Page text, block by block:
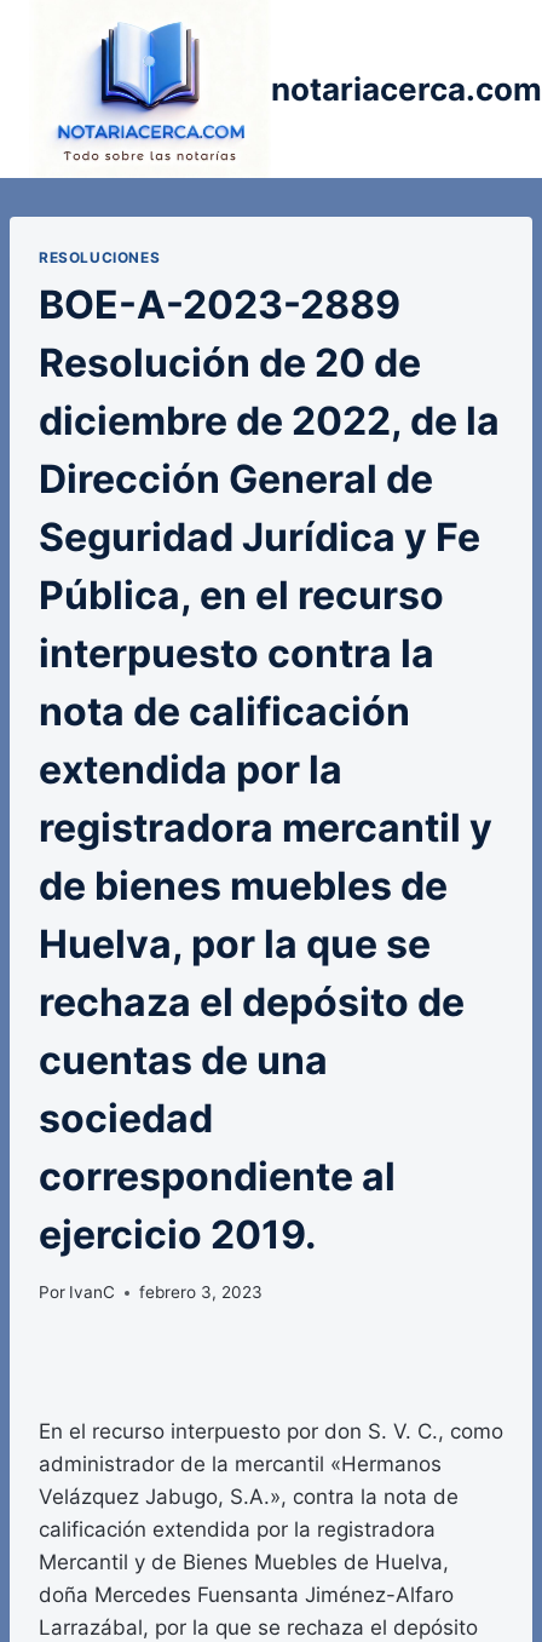
notariacerca.com
RESOLUCIONES
BOE-A-2023-2889
Resolución de 20 de
diciembre de 2022, de la
Dirección General de
Seguridad Jurídica y Fe
Pública, en el recurso
interpuesto contra la
nota de calificación
extendida por la
registradora mercantil y
de bienes muebles de
Huelva, por la que se
rechaza el depósito de
cuentas de una
sociedad
correspondiente al
ejercicio 2019.
Por IvanC febrero 3, 2023
En el recurso interpuesto por don S. V. C., como
administrador de la mercantil «Hermanos
Velázquez Jabugo, S.A.», contra la nota de
calificación extendida por la registradora
Mercantil y de Bienes Muebles de Huelva,
doña Mercedes Fuensanta Jiménez-Alfaro
Larrazábal, por la que se rechaza el depósito